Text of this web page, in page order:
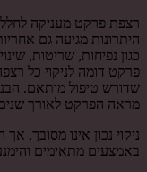
רצפת פרקט מעניקה
היתרונות מגיעה גם
כגון נפיחות, שריטות,
פרקט דומה לניקוי כל
שדורש טיפול מותאם.
מראה הפרקט לאורך
ניקוי נכון אינו מסובך,
באמצעים מתאימים